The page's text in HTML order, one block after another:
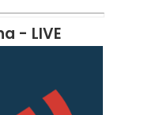
- LIVE